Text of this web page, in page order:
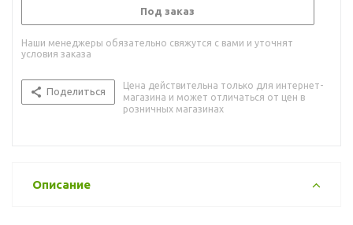
Под заказ
Наши менеджеры обязательно свяжутся с вами и уточнят
условия заказа
Поделиться
Цена действительна только для интернет-
магазина и может отличаться от цен в
розничных магазинах
Описание